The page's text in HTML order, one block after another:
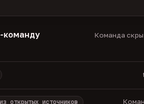
формат, вилка, грейд.
дохода, без увода в сторонние
команду Команда
из открытых источников